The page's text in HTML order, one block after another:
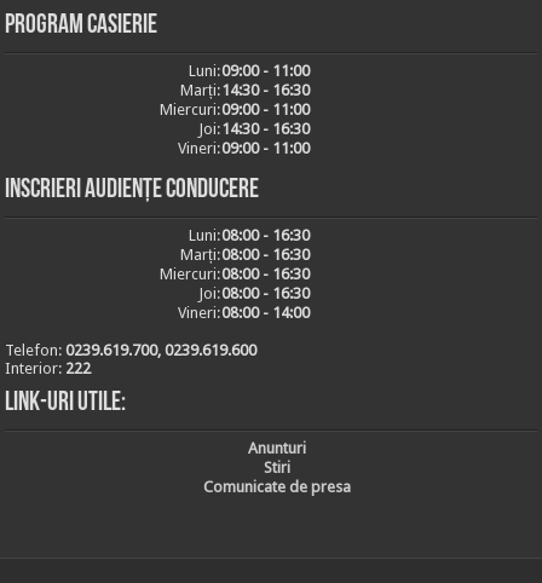
Program casierie
Luni:09:00 - 11:00
Marți:14:30 - 16:30
Miercuri:09:00 - 11:00
Joi:14:30 - 16:30
Vineri:09:00 - 11:00
Inscrieri audiențe conducere
Luni:08:00 - 16:30
Marți:08:00 - 16:30
Miercuri:08:00 - 16:30
Joi:08:00 - 16:30
Vineri:08:00 - 14:00
Telefon:0239.619.700, 0239.619.600
Interior: 222
Link-uri utile:
Anunturi
Stiri
Comunicate de presa